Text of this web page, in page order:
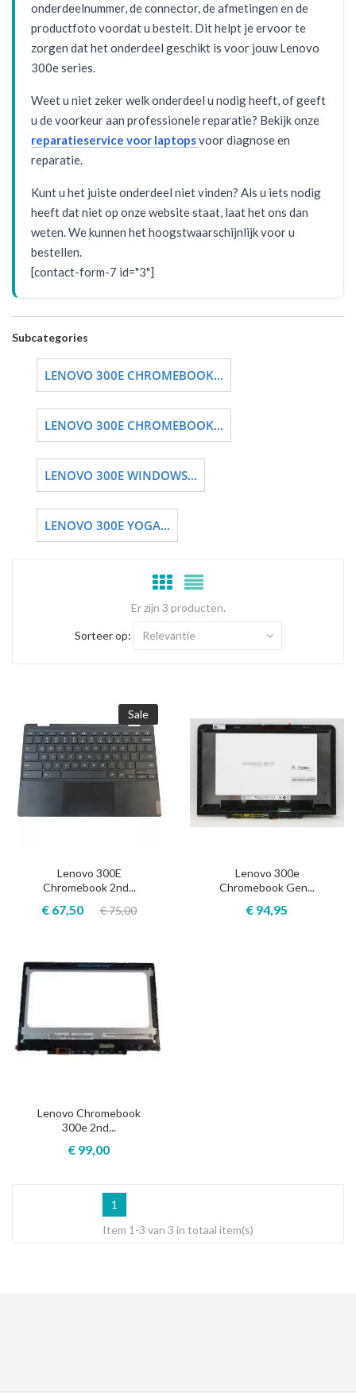
onderdeelnummer, de connector, de afmetingen en de
productfoto voordat u bestelt. Dit helpt je ervoor te
zorgen dat het onderdeel geschikt is voor jouw Lenovo
300e series.
Weet u niet zeker welk onderdeel u nodig heeft, of geeft
u de voorkeur aan professionele reparatie? Bekijk onze
reparatieservice voor laptopsvoor diagnose en
reparatie.
Kunt u het juiste onderdeel niet vinden? Als u iets nodig
heeft dat niet op onze website staat, laat het ons dan
weten. We kunnen het hoogstwaarschijnlijk voor u
bestellen.
[contact-form-7 id="3"]
Subcategories
LENOVO 300E CHROMEBOOK...
LENOVO 300E CHROMEBOOK...
LENOVO 300E WINDOWS...
LENOVO 300E YOGA...
Er zijn 3 producten.
Sorteer op: Relevantie
Sale
Lenovo 300E
Chromebook 2nd...
€ 67,50 € 75,00
Lenovo 300e
Chromebook Gen...
€ 94,95
Lenovo Chromebook
300e 2nd...
€ 99,00
1
Item 1-3 van 3 in totaal item(s)